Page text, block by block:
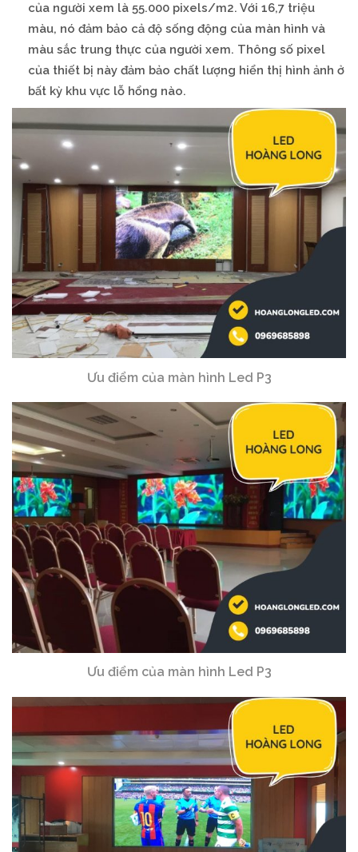
của người xem là 55.000 pixels/m2. Với 16,7 triệu
màu, nó đảm bảo cả độ sống động của màn hình và
màu sắc trung thực của người xem. Thông số pixel
của thiết bị này đảm bảo chất lượng hiển thị hình ảnh ở
bất kỳ khu vực lỗ hổng nào.
Ưu điểm của màn hình Led P3
Ưu điểm của màn hình Led P3